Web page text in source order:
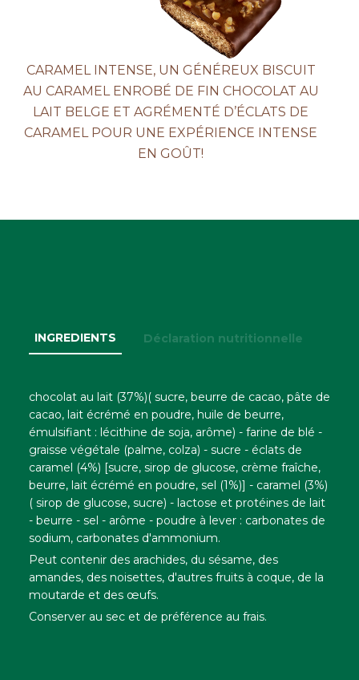
ACTUALITÉS
CONTACTEZ-NOUS
CARAMEL INTENSE, UN GÉNÉREUX BISCUIT
AU CARAMEL ENROBÉ DE FIN CHOCOLAT AU
LAIT BELGE ET AGRÉMENTÉ D’ÉCLATS DE
CARAMEL POUR UNE EXPÉRIENCE INTENSE
EN GOÛT!
INGREDIENTS Déclaration nutritionnelle
chocolat au lait (37%)( sucre, beurre de cacao, pâte de
cacao, lait écrémé en poudre, huile de beurre,
émulsifiant : lécithine de soja, arôme) - farine de blé -
graisse végétale (palme, colza) - sucre - éclats de
caramel (4%) [sucre, sirop de glucose, crème fraîche,
beurre, lait écrémé en poudre, sel (1%)] - caramel (3%)
( sirop de glucose, sucre) - lactose et protéines de lait
- beurre - sel - arôme - poudre à lever : carbonates de
sodium, carbonates d'ammonium.
Peut contenir des arachides, du sésame, des
amandes, des noisettes, d'autres fruits à coque, de la
moutarde et des œufs.
Conserver au sec et de préférence au frais.